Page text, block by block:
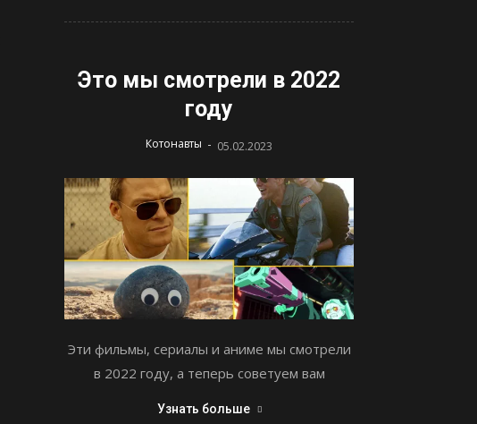
Это мы смотрели в 2022
году
Котонавты - 05.02.2023
Эти фильмы, сериалы и аниме мы смотрели
в 2022 году, а теперь советуем вам
Узнать больше